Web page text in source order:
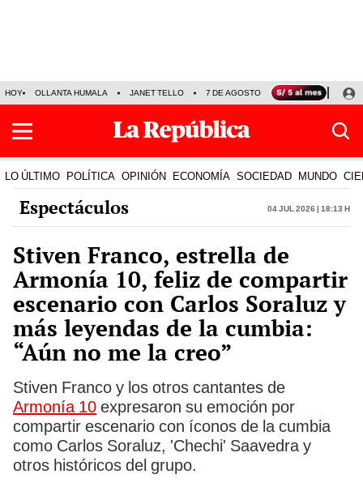
HOY OLLANTA HUMALA JANET TELLO 7 DE AGOSTO TINKA RESULTADOS
LO ÚLTIMO POLÍTICA OPINIÓN ECONOMÍA SOCIEDAD MUNDO
Espectáculos 04 Jul 2026 | 18:13 h
Stiven Franco, estrella de
Armonía 10, feliz de compartir
escenario con Carlos Soraluz y
más leyendas de la cumbia:
“Aún no me la creo”
Stiven Franco y los otros cantantes de
Armonía 10 expresaron su emoción por
compartir escenario con íconos de la cumbia
como Carlos Soraluz, 'Chechi' Saavedra y
otros históricos del grupo.